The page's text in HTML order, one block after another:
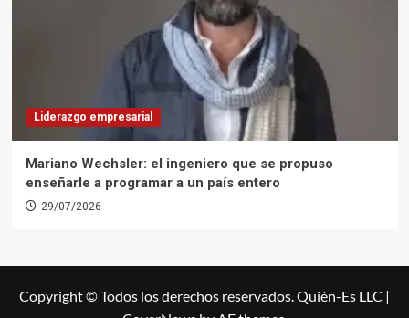
Liderazgo empresarial
Mariano Wechsler: el ingeniero que se propuso
enseñarle a programar a un país entero
29/07/2026
Copyright © Todos los derechos reservados. Quién-Es LLC |